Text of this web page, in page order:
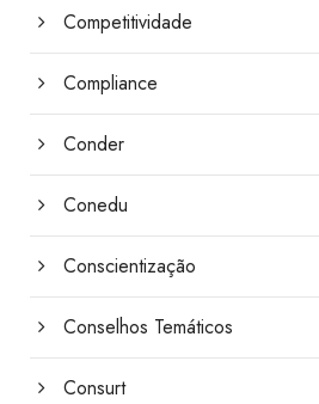
Competitividade
Compliance
Conder
Conedu
Conscientização
Conselhos Temáticos
Consurt